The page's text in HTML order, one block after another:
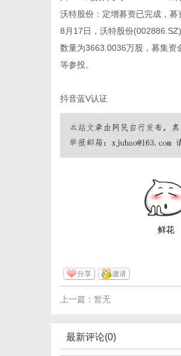
沃特股份：定增募资已完成，募
8月17日，沃特股份
数量为3663.0036万股，募集资
等参投。
抖音蓝V认证
鲜花
分享 邀请
上一篇：暂无
最新评论(0)